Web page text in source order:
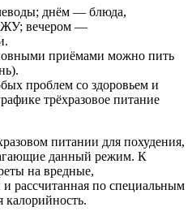
днём — блюда,
вечером —
приёмами можно пить
проблем со здоровьем и
трёхразовое питание
питании для похудения,
данный режим. К
на вредные,
рассчитанная по специальным
калорийность.